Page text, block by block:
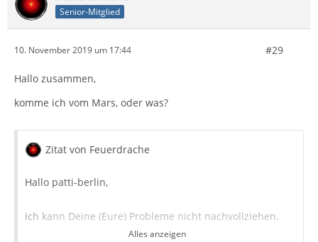
Senior-Mitglied
10. November 2019 um 17:44 #29
Hallo zusammen,
komme ich vom Mars, oder was?
Zitat von Feuerdrache
Hallo patti-berlin,
ich kann Deine (Eure) Probleme nicht nachvollziehen.
Alles anzeigen